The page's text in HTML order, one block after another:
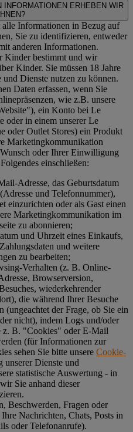
ERHEBEN WIR
Informationen in Bezug auf
Sie zu identifizieren, entweder
anderen Informationen.
Kinder bestimmt und wir
Kinder. Sie müssen 18 Jahre
und Dienste nutzen zu können.
Daten erfassen, wenn Sie
wie z.B. unsere
"), ein Konto bei Le
oder in einem unserer Le
oder Outlet Stores) ein Produkt
Marketingkommunikation
oder Ihrer Einwilligung
einschließen:
Adresse, das Geburtsdatum
und Telefonnummer),
einzurichten oder als Gast einen
Marketingkommunikation im
zu abonnieren;
und Uhrzeit eines Einkaufs,
und weitere
zu bearbeiten;
Verhalten (z. B. Online-
Browserversion,
wiederkehrender
die während Ihrer Besuche
(ungeachtet der Frage, ob Sie ein
nicht), indem Logs und/oder
z. B. "Cookies" oder E-Mail
(für Informationen zur
sehen Sie bitte unsere Cookie-
unserer Dienste und
statistische Auswertung - in
Sie anhand dieser
Beschwerden, Fragen oder
Nachrichten, Chats, Posts in
oder Telefonanrufe).